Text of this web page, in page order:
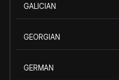
GALICIAN
GEORGIAN
GERMAN